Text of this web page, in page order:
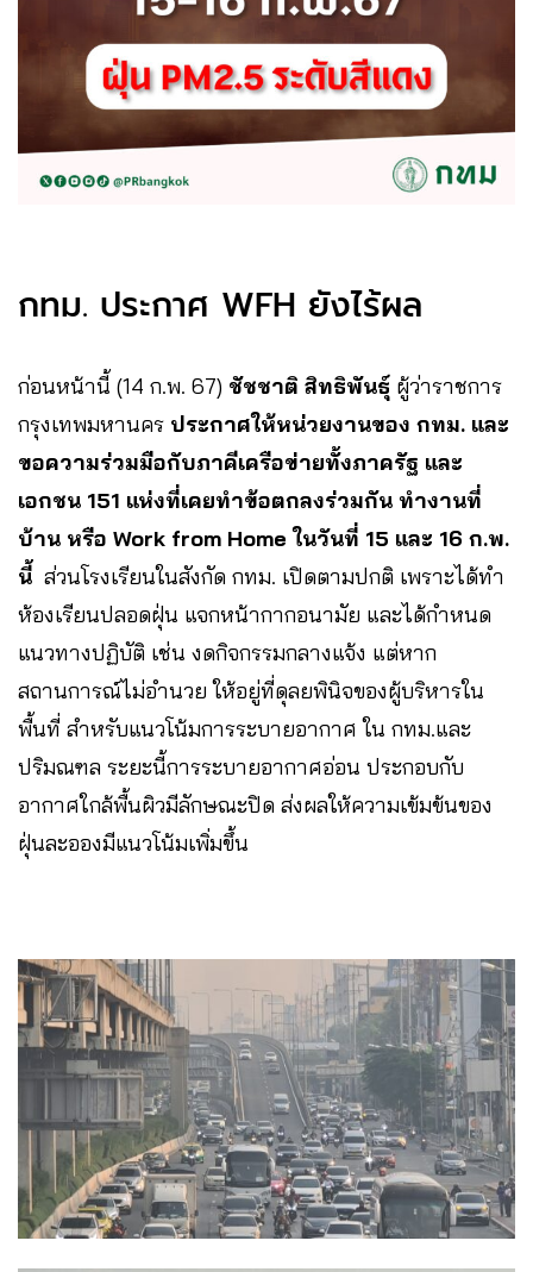
กทม. ประกาศ WFH ยังไร้ผล
ก่อนหน้านี้ (14 ก.พ. 67) ชัชชาติ สิทธิพันธุ์ ผู้ว่าราชการ
กรุงเทพมหานคร ประกาศให้หน่วยงานของ กทม. และ
ขอความร่วมมือกับภาคีเครือข่ายทั้งภาครัฐ และ
เอกชน 151 แห่งที่เคยทำข้อตกลงร่วมกัน ทำงานที่
บ้าน หรือ Work from Home ในวันที่ 15 และ 16 ก.พ.
นี้ ส่วนโรงเรียนในสังกัด กทม. เปิดตามปกติ เพราะได้ทำ
ห้องเรียนปลอดฝุ่น แจกหน้ากากอนามัย และได้กำหนด
แนวทางปฏิบัติ เช่น งดกิจกรรมกลางแจ้ง แต่หาก
สถานการณ์ไม่อำนวย ให้อยู่ที่ดุลยพินิจของผู้บริหารใน
พื้นที่ สำหรับแนวโน้มการระบายอากาศ ใน กทม.และ
ปริมณฑล ระยะนี้การระบายอากาศอ่อน ประกอบกับ
อากาศใกล้พื้นผิวมีลักษณะปิด ส่งผลให้ความเข้มข้นของ
ฝุ่นละอองมีแนวโน้มเพิ่มขึ้น